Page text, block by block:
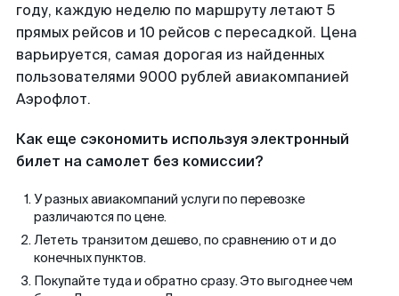
году, каждую неделю по маршруту летают 5
прямых рейсов и 10 рейсов с пересадкой. Цена
варьируется, самая дорогая из найденных
пользователями 9000 рублей авиакомпанией
Аэрофлот.
Как еще сэкономить используя электронный
билет на самолет без комиссии?
У разных авиакомпаний услуги по перевозке
различаются по цене.
Лететь транзитом дешево, по сравнению от и до
конечных пунктов.
Покупайте туда и обратно сразу. Это выгоднее чем